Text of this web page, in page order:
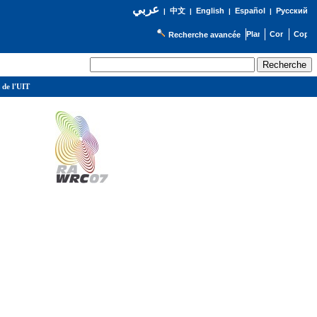
عربي| 中文| English | Español | Русский
Recherche avancée
de l'UIT